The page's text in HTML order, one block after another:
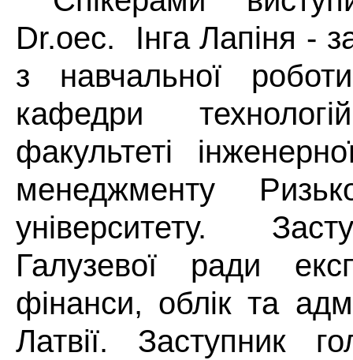
Dr.oec. Інга Лапіня -
з навчальної
кафедри
факультеті
менеджменту
університету.
Галузевої ради
фінанси, облік та
Латвії. Заступник